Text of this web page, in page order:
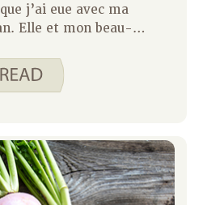
j’ai eue avec ma
Elle et mon beau-
Spend Smart.
recettes au fil
de notre famille.
partagé avec moi : Q
souvenir culinaire
? R : Faire de la tire